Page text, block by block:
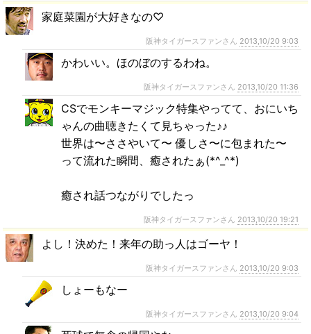
家庭菜園が大好きなの♡
阪神タイガースファンさん 2013,10/20 9:03
かわいい。ほのぼのするわね。
阪神タイガースファンさん 2013,10/20 11:36
CSでモンキーマジック特集やってて、おにいち
ゃんの曲聴きたくて見ちゃった♪♪
世界は〜ささやいて〜 優しさ〜に包まれた〜
って流れた瞬間、癒されたぁ(*^_^*)
癒され話つながりでしたっ
阪神タイガースファンさん 2013,10/20 19:21
よし！決めた！来年の助っ人はゴーヤ！
阪神タイガースファンさん 2013,10/20 9:03
しょーもなー
阪神タイガースファンさん 2013,10/20 9:04